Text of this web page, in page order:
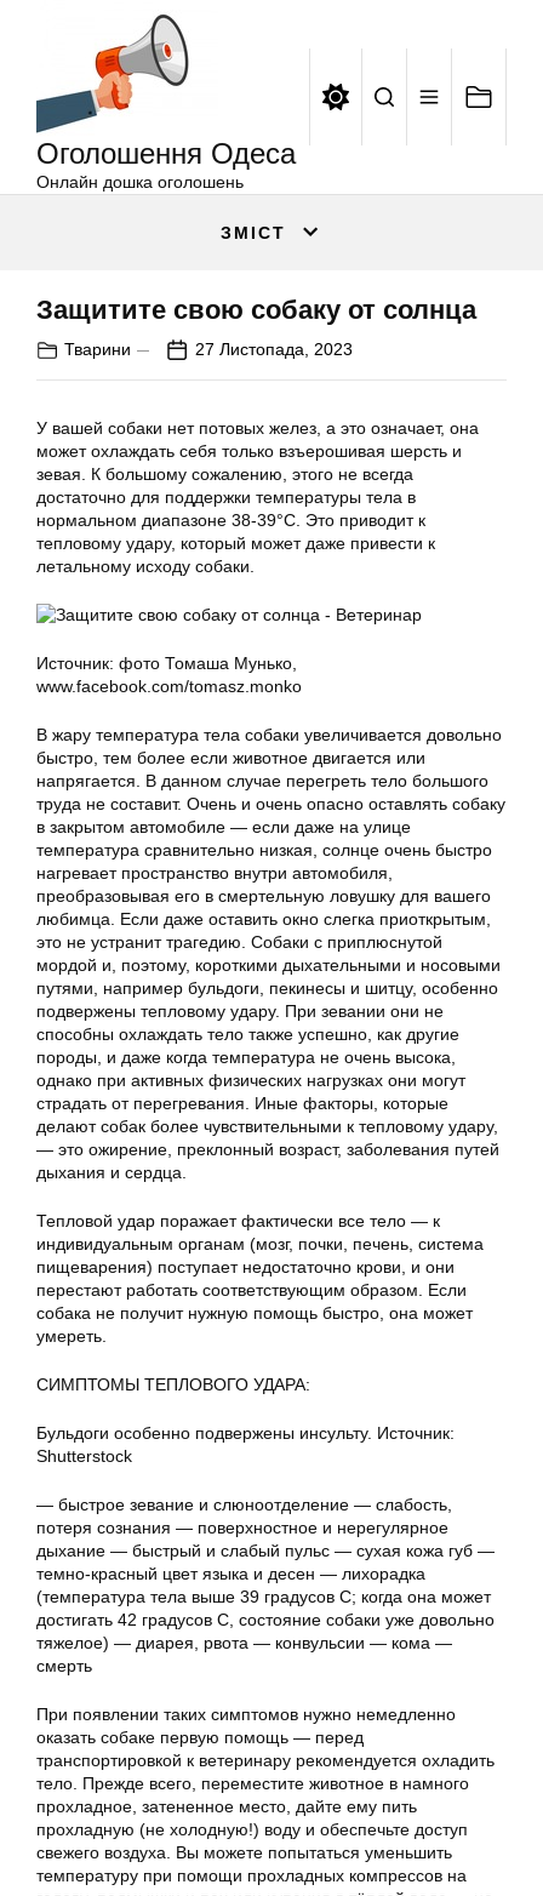
Оголошення Одеса
Онлайн дошка оголошень
ЗМІСТ
Защитите свою собаку от солнца
Тварини 27 Листопада, 2023
У вашей собаки нет потовых желез, а это означает, она
может охлаждать себя только взъерошивая шерсть и
зевая. К большому сожалению, этого не всегда
достаточно для поддержки температуры тела в
нормальном диапазоне 38-39°C. Это приводит к
тепловому удару, который может даже привести к
летальному исходу собаки.
Источник: фото Томаша Мунько,
www.facebook.com/tomasz.monko
В жару температура тела собаки увеличивается довольно
быстро, тем более если животное двигается или
напрягается. В данном случае перегреть тело большого
труда не составит. Очень и очень опасно оставлять собаку
в закрытом автомобиле — если даже на улице
температура сравнительно низкая, солнце очень быстро
нагревает пространство внутри автомобиля,
преобразовывая его в смертельную ловушку для вашего
любимца. Если даже оставить окно слегка приоткрытым,
это не устранит трагедию. Собаки с приплюснутой
мордой и, поэтому, короткими дыхательными и носовыми
путями, например бульдоги, пекинесы и шитцу, особенно
подвержены тепловому удару. При зевании они не
способны охлаждать тело также успешно, как другие
породы, и даже когда температура не очень высока,
однако при активных физических нагрузках они могут
страдать от перегревания. Иные факторы, которые
делают собак более чувствительными к тепловому удару,
— это ожирение, преклонный возраст, заболевания путей
дыхания и сердца.
Тепловой удар поражает фактически все тело — к
индивидуальным органам (мозг, почки, печень, система
пищеварения) поступает недостаточно крови, и они
перестают работать соответствующим образом. Если
собака не получит нужную помощь быстро, она может
умереть.
СИМПТОМЫ ТЕПЛОВОГО УДАРА:
Бульдоги особенно подвержены инсульту. Источник:
Shutterstock
— быстрое зевание и слюноотделение — слабость,
потеря сознания — поверхностное и нерегулярное
дыхание — быстрый и слабый пульс — сухая кожа губ —
темно-красный цвет языка и десен — лихорадка
(температура тела выше 39 градусов С; когда она может
достигать 42 градусов С, состояние собаки уже довольно
тяжелое) — диарея, рвота — конвульсии — кома —
смерть
При появлении таких симптомов нужно немедленно
оказать собаке первую помощь — перед
транспортировкой к ветеринару рекомендуется охладить
тело. Прежде всего, переместите животное в намного
прохладное, затененное место, дайте ему пить
прохладную (не холодную!) воду и обеспечьте доступ
свежего воздуха. Вы можете попытаться уменьшить
температуру при помощи прохладных компрессов на